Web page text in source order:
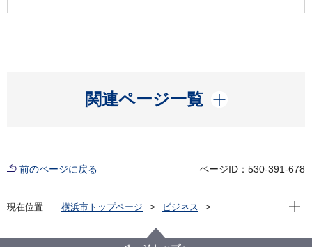
関連ページ一覧
開く
前のページに戻る ページID：530-391-678
現在位置 横浜市トップページ
ビジネス
意見公募（「横浜市地区計画の区域内における建築物
現在